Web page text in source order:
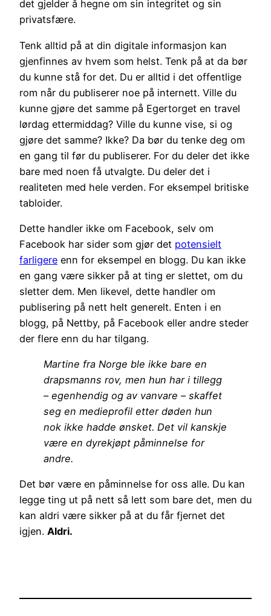
det gjelder å hegne om sin integritet og sin
privatsfære.
Tenk alltid på at din digitale informasjon kan
gjenfinnes av hvem som helst. Tenk på at da bør
du kunne stå for det. Du er alltid i det offentlige
rom når du publiserer noe på internett. Ville du
kunne gjøre det samme på Egertorget en travel
lørdag ettermiddag? Ville du kunne vise, si og
gjøre det samme? Ikke? Da bør du tenke deg om
en gang til før du publiserer. For du deler det ikke
bare med noen få utvalgte. Du deler det i
realiteten med hele verden. For eksempel britiske
tabloider.
Dette handler ikke om Facebook, selv om
Facebook har sider som gjør det potensielt
farligere enn for eksempel en blogg. Du kan ikke
en gang være sikker på at ting er slettet, om du
sletter dem. Men likevel, dette handler om
publisering på nett helt generelt. Enten i en
blogg, på Nettby, på Facebook eller andre steder
der flere enn du har tilgang.
Martine fra Norge ble ikke bare en
drapsmanns rov, men hun har i tillegg
– egenhendig og av vanvare – skaffet
seg en medieprofil etter døden hun
nok ikke hadde ønsket. Det vil kanskje
være en dyrekjøpt påminnelse for
andre.
Det bør være en påminnelse for oss alle. Du kan
legge ting ut på nett så lett som bare det, men du
kan aldri være sikker på at du får fjernet det
igjen. Aldri.